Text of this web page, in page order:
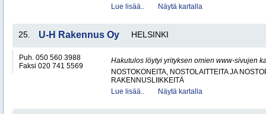
Lue lisää..
Näytä kartalla
25. U-H Rakennus Oy HELSINKI
Puh. 050 560 3988
Faksi 020 741 5569
Hakutulos löytyi yrityksen omien www-sivujen
NOSTOKONEITA, NOSTOLAITTEITA JA
RAKENNUSLIIKKEITÄ
Lue lisää..
Näytä kartalla